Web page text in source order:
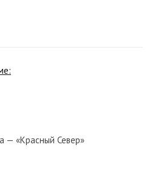
— «Красный Север»